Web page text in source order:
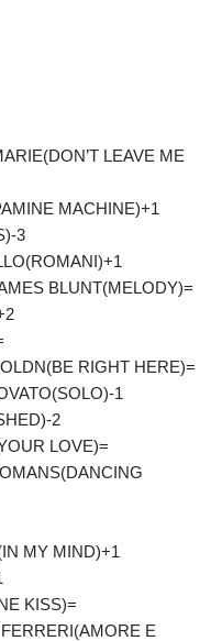
LEAVE ME
MACHINE)+1
3
BLUNT(MELODY)=
RIGHT HERE)=
1
2
LOVE)=
MY MIND)+1
KISS)=
E